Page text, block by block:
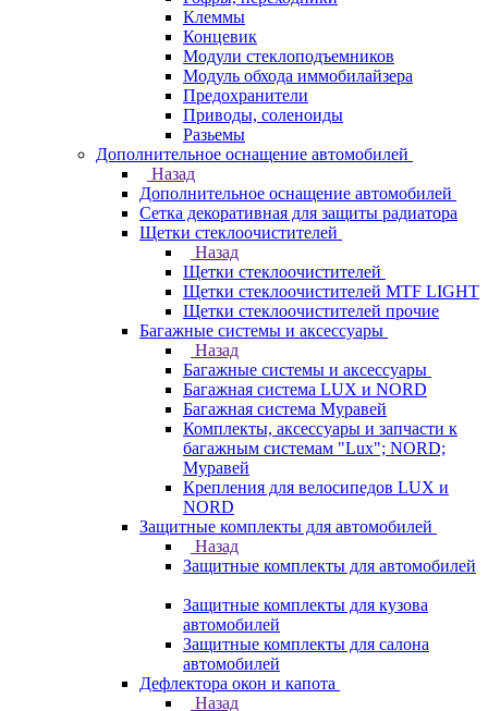
Клеммы
Концевик
Модули стеклоподъемников
Модуль обхода иммобилайзера
Предохранители
Приводы, соленоиды
Разьемы
Дополнительное оснащение автомобилей
Назад
Дополнительное оснащение автомобилей
Сетка декоративная для защиты радиатора
Щетки стеклоочистителей
Назад
Щетки стеклоочистителей
Щетки стеклоочистителей MTF LIGHT
Щетки стеклоочистителей прочие
Багажные системы и аксессуары
Назад
Багажные системы и аксессуары
Багажная система LUX и NORD
Багажная система Муравей
Комплекты, аксессуары и запчасти к
багажным системам "Lux"; NORD;
Муравей
Крепления для велосипедов LUX и
NORD
Защитные комплекты для автомобилей
Назад
Защитные комплекты для автомобилей
Защитные комплекты для кузова
автомобилей
Защитные комплекты для салона
автомобилей
Дефлектора окон и капота
Назад